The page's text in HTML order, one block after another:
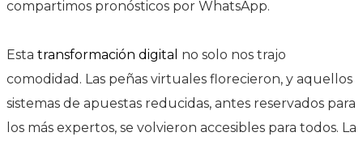
compartimos pronósticos por WhatsApp.
Esta transformación digital no solo nos trajo
comodidad. Las peñas virtuales florecieron, y aquellos
sistemas de apuestas reducidas, antes reservados para
los más expertos, se volvieron accesibles para todos. La